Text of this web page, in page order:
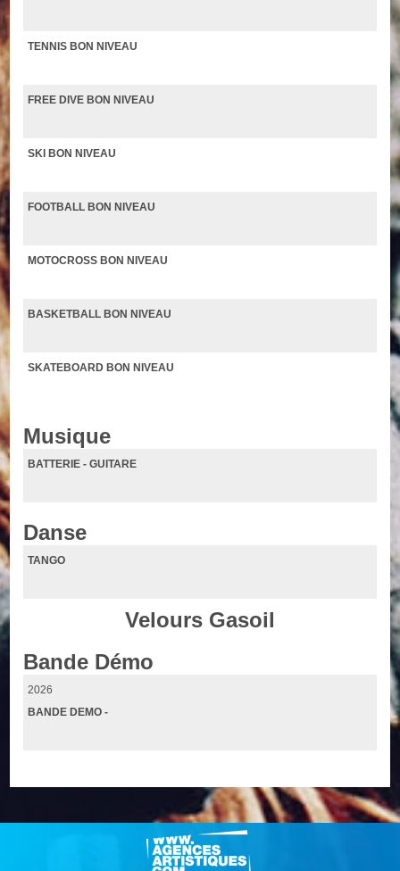
TENNIS BON NIVEAU
FREE DIVE BON NIVEAU
SKI BON NIVEAU
FOOTBALL BON NIVEAU
MOTOCROSS BON NIVEAU
BASKETBALL BON NIVEAU
SKATEBOARD BON NIVEAU
Musique
BATTERIE - GUITARE
Danse
TANGO
Velours Gasoil
Bande Démo
2026
BANDE DEMO -